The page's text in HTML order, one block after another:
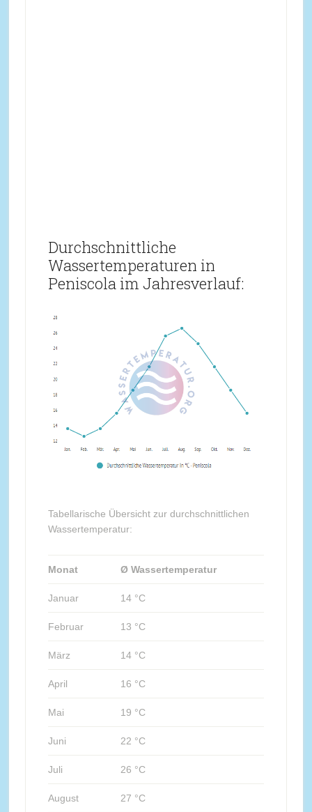
Durchschnittliche
Wassertemperaturen in
Peniscola im Jahresverlauf:
Tabellarische Übersicht zur durchschnittlichen
Wassertemperatur:
Monat Ø Wassertemperatur
Januar 14 °C
Februar 13 °C
März 14 °C
April 16 °C
Mai 19 °C
Juni 22 °C
Juli 26 °C
August 27 °C